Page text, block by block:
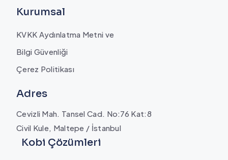
Kurumsal
KVKK Aydınlatma Metni ve
Bilgi Güvenliği
Çerez Politikası
Adres
Cevizli Mah. Tansel Cad. No:76 Kat:8
Civil Kule, Maltepe / İstanbul
Kobi Çözümleri